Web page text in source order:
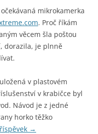
mikrokamerka
. Proč říkám
věcem šla poštou
dorazila, je plnně
v plastovém
v krabičce byl
Návod je z jedné
horko těžko
→